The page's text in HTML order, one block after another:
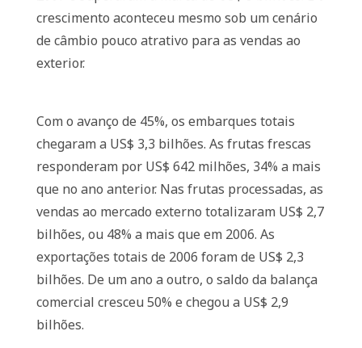
crescimento aconteceu mesmo sob um cenário
de câmbio pouco atrativo para as vendas ao
exterior.
Com o avanço de 45%, os embarques totais
chegaram a US$ 3,3 bilhões. As frutas frescas
responderam por US$ 642 milhões, 34% a mais
que no ano anterior. Nas frutas processadas, as
vendas ao mercado externo totalizaram US$ 2,7
bilhões, ou 48% a mais que em 2006. As
exportações totais de 2006 foram de US$ 2,3
bilhões. De um ano a outro, o saldo da balança
comercial cresceu 50% e chegou a US$ 2,9
bilhões.